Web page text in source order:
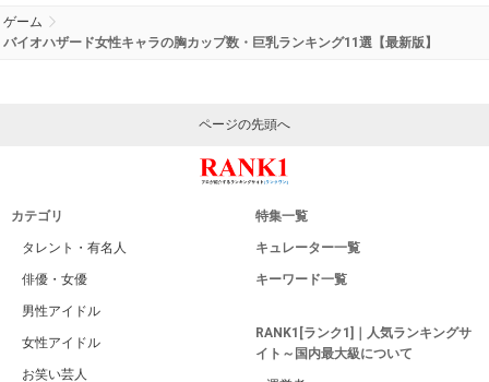
ゲーム
バイオハザード女性キャラの胸カップ数・巨乳ランキング11選【最新版】
ページの先頭へ
カテゴリ
タレント・有名人
俳優・女優
男性アイドル
女性アイドル
お笑い芸人
特集一覧
キュレーター一覧
キーワード一覧
RANK1[ランク1]｜人気ランキングサ
イト～国内最大級について